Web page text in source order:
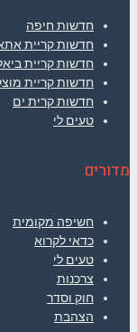
חדשות חיפה
חדשות קריית
חדשות קריית
חדשות קריית
חדשות קרית ים
טעים לי
מדורים
חשיפה מקומית
כדאי לקרוא
טעים לי
צרכנות
חוק וסדר
הצהבת